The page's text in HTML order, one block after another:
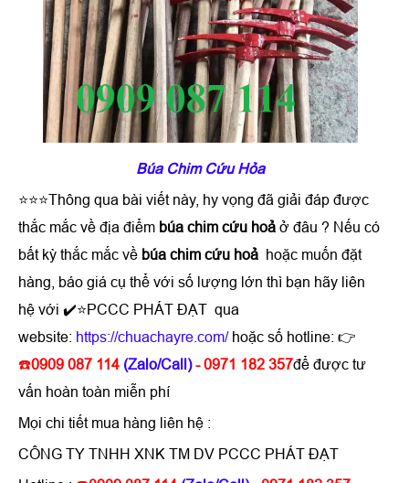
Búa Chim Cứu Hỏa
⭐⭐⭐Thông qua bài viết này, hy vọng đã giải đáp được
thắc mắc về địa điểm búa chim cứu hoả ở đâu ? Nếu có
bất kỳ thắc mắc về búa chim cứu hoả hoặc muốn đặt
hàng, báo giá cụ thể với số lượng lớn thì bạn hãy liên
hệ với ✔️⭐PCCC PHÁT ĐẠT qua
website: https://chuachayre.com/ hoặc số hotline: 👉
☎️0909 087 114 (Zalo/Call) - 0971 182 357để được tư
vấn hoàn toàn miễn phí
Mọi chi tiết mua hàng liên hệ :
CÔNG TY TNHH XNK TM DV PCCC PHÁT ĐẠT